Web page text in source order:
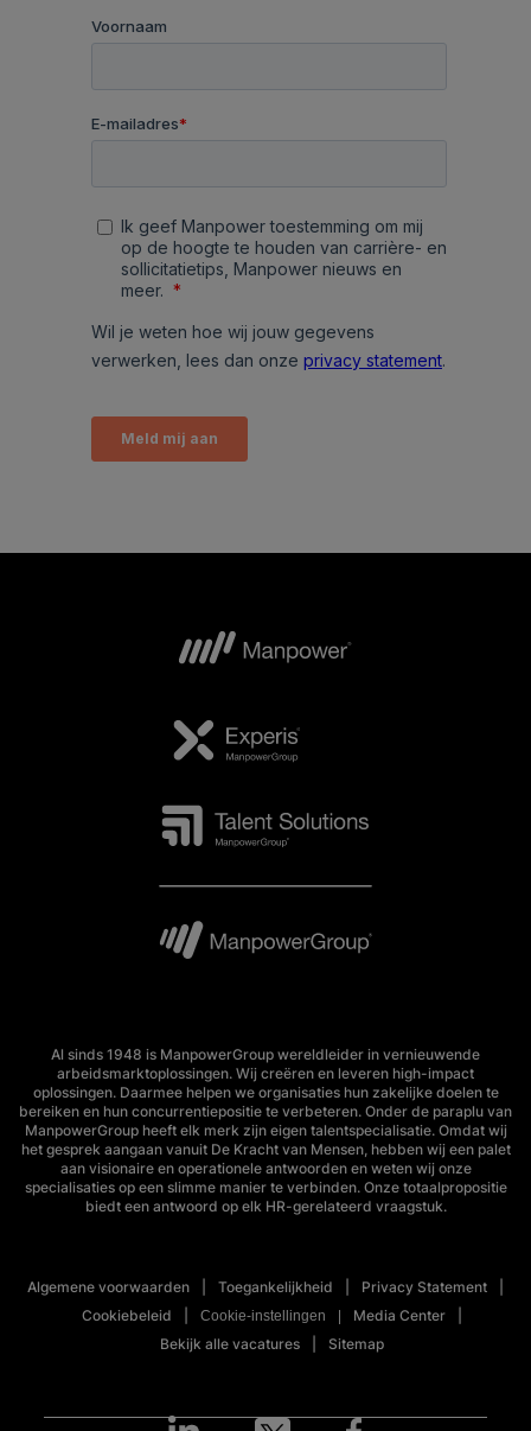
Al sinds 1948 is ManpowerGroup wereldleider in vernieuwende
arbeidsmarktoplossingen. Wij creëren en leveren high-impact
oplossingen. Daarmee helpen we organisaties hun zakelijke doelen te
bereiken en hun concurrentiepositie te verbeteren. Onder de paraplu van
ManpowerGroup heeft elk merk zijn eigen talentspecialisatie. Omdat wij
het gesprek aangaan vanuit De Kracht van Mensen, hebben wij een palet
aan visionaire en operationele antwoorden en weten wij onze
specialisaties op een slimme manier te verbinden. Onze totaalpropositie
biedt een antwoord op elk HR-gerelateerd vraagstuk.
Algemene voorwaarden Toegankelijkheid
Privacy Statement
Cookiebeleid
Cookie-instellingen
Media Center
Bekijk alle vacatures
Sitemap